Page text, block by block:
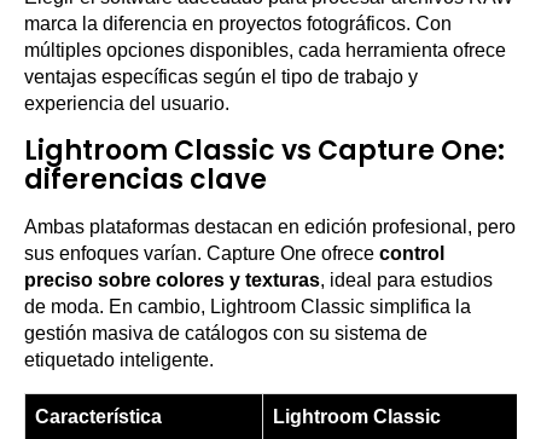
marca la diferencia en proyectos fotográficos. Con
múltiples opciones disponibles, cada herramienta ofrece
ventajas específicas según el tipo de trabajo y
experiencia del usuario.
Lightroom Classic vs Capture One:
diferencias clave
Ambas plataformas destacan en edición profesional, pero
sus enfoques varían. Capture One ofrece control
preciso sobre colores y texturas, ideal para estudios
de moda. En cambio, Lightroom Classic simplifica la
gestión masiva de catálogos con su sistema de
etiquetado inteligente.
Característica Lightroom Classic